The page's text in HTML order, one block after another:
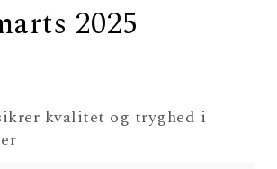
2025
kvalitet og tryghed i